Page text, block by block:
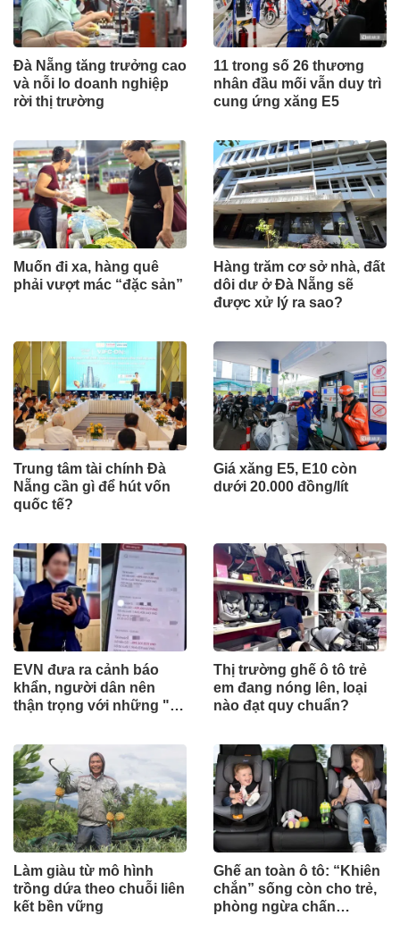
Đà Nẵng tăng trưởng cao
và nỗi lo doanh nghiệp
rời thị trường
11 trong số 26 thương
nhân đầu mối vẫn duy trì
cung ứng xăng E5
Muốn đi xa, hàng quê
phải vượt mác “đặc sản”
Hàng trăm cơ sở nhà, đất
dôi dư ở Đà Nẵng sẽ
được xử lý ra sao?
Trung tâm tài chính Đà
Nẵng cần gì để hút vốn
quốc tế?
Giá xăng E5, E10 còn
dưới 20.000 đồng/lít
EVN đưa ra cảnh báo
khẩn, người dân nên
thận trọng với những "tin
Thị trường ghế ô tô trẻ
em đang nóng lên, loại
nào đạt quy chuẩn?
Làm giàu từ mô hình
trồng dứa theo chuỗi liên
kết bền vững
Ghế an toàn ô tô: “Khiên
chắn” sống còn cho trẻ,
phòng ngừa chấn